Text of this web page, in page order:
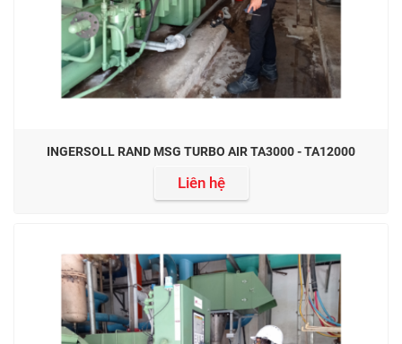
INGERSOLL RAND MSG TURBO AIR TA3000 - TA12000
Liên hệ